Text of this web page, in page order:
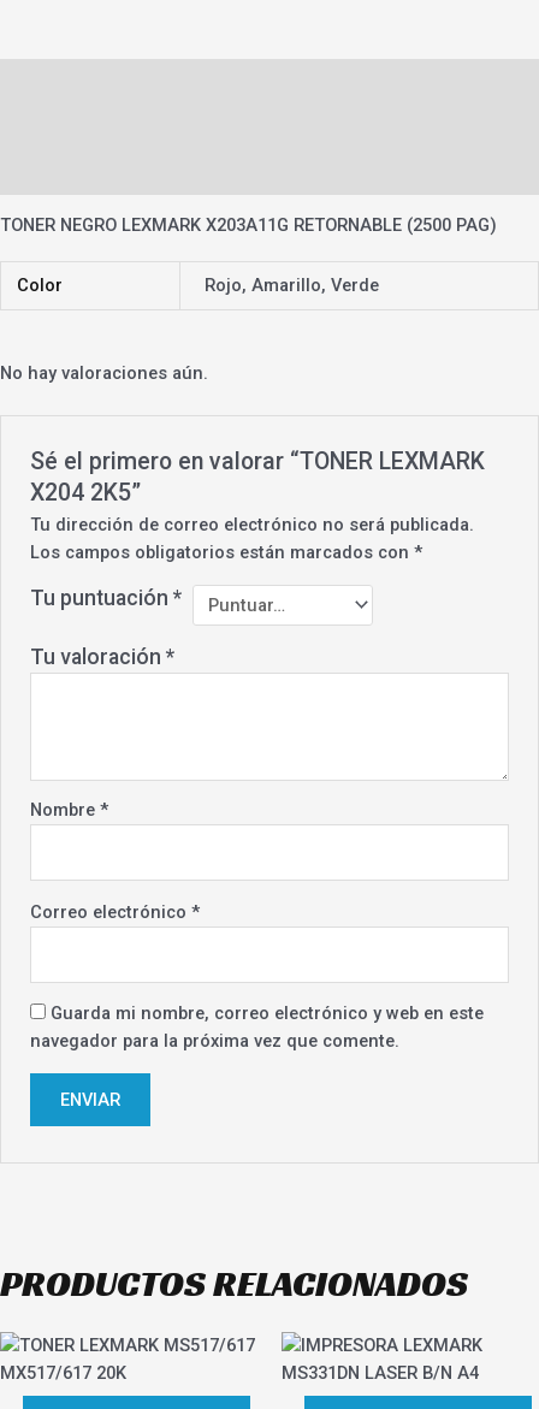
TONER NEGRO LEXMARK X203A11G RETORNABLE (2500 PAG)
Color Rojo, Amarillo, Verde
No hay valoraciones aún.
Sé el primero en valorar “TONER LEXMARK
X204 2K5”
Tu dirección de correo electrónico no será publicada.
Los campos obligatorios están marcados con*
Tu puntuación*
Tu valoración*
Nombre*
Correo electrónico*
Guarda mi nombre, correo electrónico y web en este
navegador para la próxima vez que comente.
PRODUCTOS RELACIONADOS